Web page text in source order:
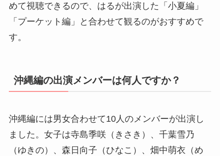
めて視聴できるので、はるが出演した「小夏編」
「プーケット編」と合わせて観るのがおすすめで
す。
沖縄編の出演メンバーは何人ですか？
沖縄編には男女合わせて10人のメンバーが出演し
ました。女子は寺島季咲（きさき）、千葉雪乃
（ゆきの）、森日向子（ひなこ）、畑中萌衣（め